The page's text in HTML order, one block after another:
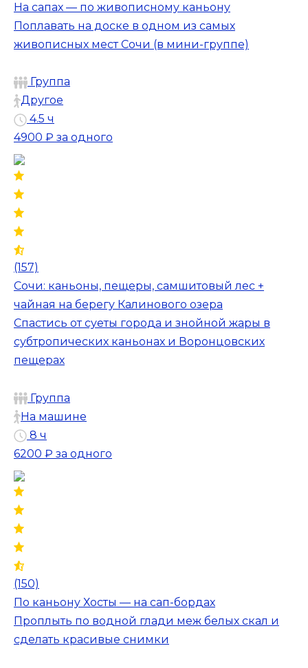
На сапах — по живописному каньону
Поплавать на доске в одном из самых
живописных мест Сочи (в мини-группе)
Группа
Другое
4.5 ч
4900 ₽ за одного
(157)
Сочи: каньоны, пещеры, самшитовый лес +
чайная на берегу Калинового озера
Спастись от суеты города и знойной жары в
субтропических каньонах и Воронцовских
пещерах
Группа
На машине
8 ч
6200 ₽ за одного
(150)
По каньону Хосты — на сап-бордах
Проплыть по водной глади меж белых скал и
сделать красивые снимки